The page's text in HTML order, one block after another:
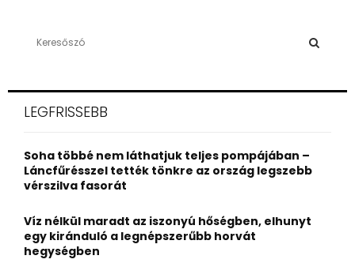
h
o
r
:
R
LEGFRISSEBB
Soha többé nem láthatjuk teljes pompájában –
Láncfűrésszel tették tönkre az ország legszebb
vérszilva fasorát
Víz nélkül maradt az iszonyú hőségben, elhunyt
egy kiránduló a legnépszerűbb horvát
hegységben